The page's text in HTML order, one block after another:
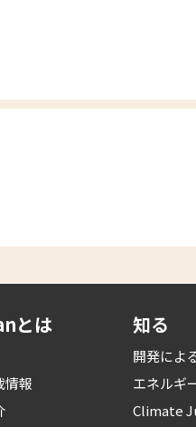
とは
情報
知る
開発によ
エネルギ
Climate